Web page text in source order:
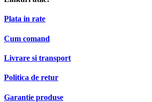
Plata in rate
Cum comand
Livrare si transport
Politica de retur
Garantie produse